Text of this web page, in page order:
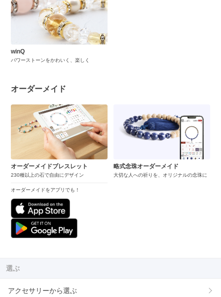
winQ
パワーストーンをかわいく、楽しく
オーダーメイド
オーダーメイドブレスレット
230種以上の石で自由にデザイン
オーダーメイドをアプリでも！
略式念珠オーダーメイド
大切な人への祈りを、オリジナルの念珠に
選ぶ
アクセサリーから選ぶ